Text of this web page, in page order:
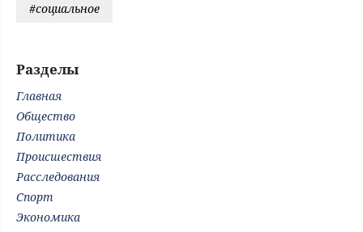
#социальное
Разделы
Главная
Общество
Политика
Происшествия
Расследования
Спорт
Экономика